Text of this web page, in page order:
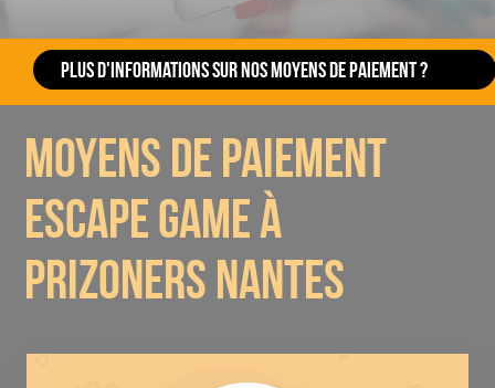
PLUS D'INFORMATIONS SUR NOS MOYENS DE PAIEMENT ?
par tel au 02 28 02 48 84 .
NOS MOYENS DE PAIEMENT
moyens de paiement
escape game à
prizoners nantes